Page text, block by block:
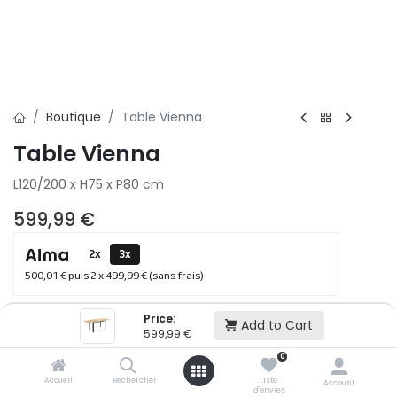
Price:
599,99 € Add to Cart
Accueil Rechercher
0
Liste
d'envies
Account
Boutique Table Vienna
Table Vienna
L120/200 x H75 x P80 cm
599,99 €
2x
3x
500,01 € puis 2 x 499,99 € (sans frais)
Ajouter au panier
Ajouter à la liste d'envie